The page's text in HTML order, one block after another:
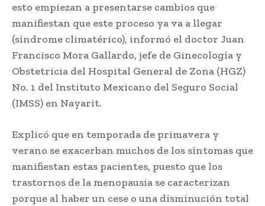
esto empiezan a presentarse cambios que
manifiestan que este proceso ya va a llegar
(síndrome climatérico), informó el doctor Juan
Francisco Mora Gallardo, jefe de Ginecología y
Obstetricia del Hospital General de Zona (HGZ)
No. 1 del Instituto Mexicano del Seguro Social
(IMSS) en Nayarit.
Explicó que en temporada de primavera y
verano se exacerban muchos de los síntomas que
manifiestan estas pacientes, puesto que los
trastornos de la menopausia se caracterizan
porque al haber un cese o una disminución total